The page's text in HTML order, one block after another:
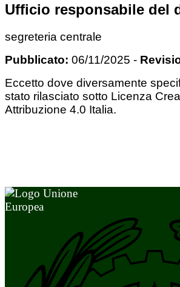
Ufficio responsabile del
segreteria centrale
Pubblicato: 06/11/2025 -
Eccetto dove diversamente
stato rilasciato sotto Licenza
Attribuzione 4.0 Italia.